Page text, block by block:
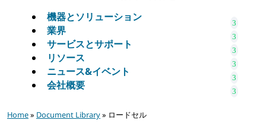
機器とソリューション
業界
サービスとサポート
リソース
ニュース&イベント
会社概要
Home» Document Library» ロードセル